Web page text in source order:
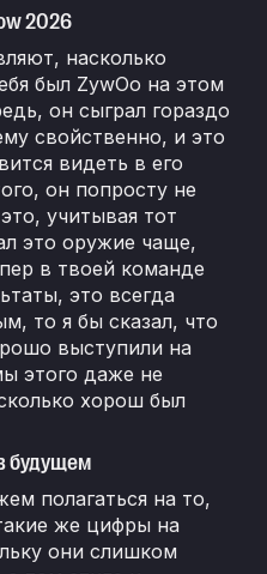
2026
насколько
был ZywOo на этом
он сыграл гораздо
свойственно, и это
видеть в его
он попросту не
учитывая тот
это оружие чаще,
в твоей команде
это всегда
то я бы сказал, что
выступили на
этого даже не
хорош был
будущем
полагаться на то,
же цифры на
они слишком